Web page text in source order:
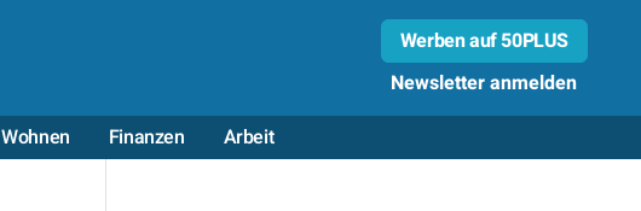
Werben auf 50PLUS
Newsletter anmelden
Wohnen Finanzen Arbeit